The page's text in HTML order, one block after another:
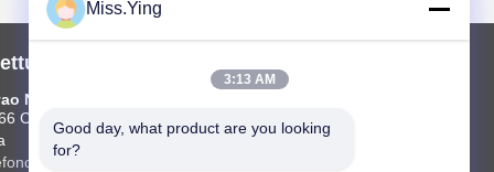
una visita
No. 4 Instrument Factory
Changxin Rd., Yuyao, Ningbo, Zhejiang,
Miss.Ying
3:13 AM
Good day, what product are you looking
for?